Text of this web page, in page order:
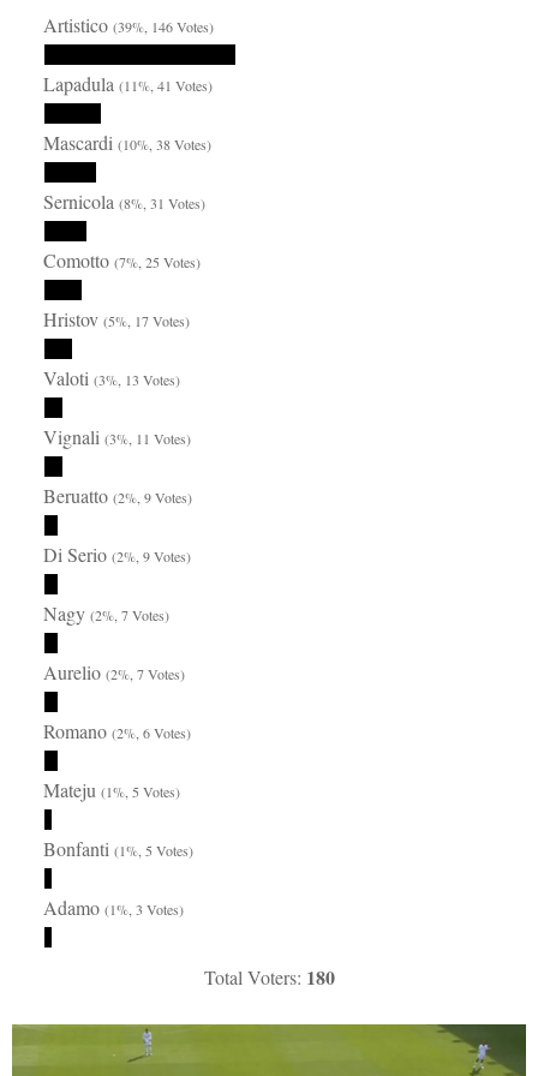
Artistico(39%, 146 Votes)
Lapadula(11%, 41 Votes)
Mascardi(10%, 38 Votes)
Sernicola(8%, 31 Votes)
Comotto(7%, 25 Votes)
Hristov(5%, 17 Votes)
Valoti(3%, 13 Votes)
Vignali(3%, 11 Votes)
Beruatto(2%, 9 Votes)
Di Serio(2%, 9 Votes)
Nagy(2%, 7 Votes)
Aurelio(2%, 7 Votes)
Romano(2%, 6 Votes)
Mateju(1%, 5 Votes)
Bonfanti(1%, 5 Votes)
Adamo(1%, 3 Votes)
Total Voters: 180